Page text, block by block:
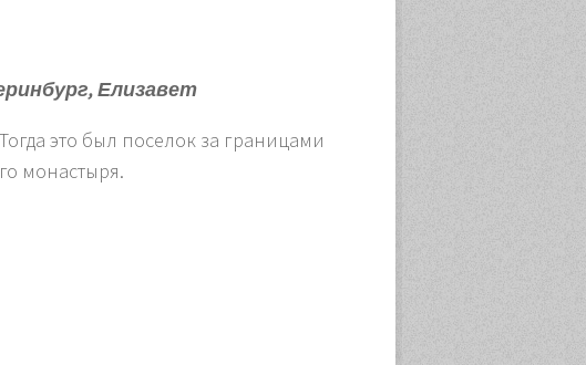
Елизавет
это был поселок за границами
монастыря.